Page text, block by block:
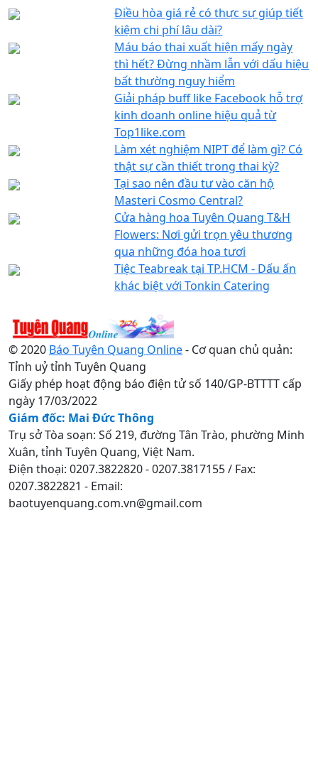
Điều hòa giá rẻ có thực sự giúp tiết
kiệm chi phí lâu dài?
Máu báo thai xuất hiện mấy ngày
thì hết? Đừng nhầm lẫn với dấu hiệu
bất thường nguy hiểm
Giải pháp buff like Facebook hỗ trợ
kinh doanh online hiệu quả từ
Top1like.com
Làm xét nghiệm NIPT để làm gì? Có
thật sự cần thiết trong thai kỳ?
Tại sao nên đầu tư vào căn hộ
Masteri Cosmo Central?
Cửa hàng hoa Tuyên Quang T&H
Flowers: Nơi gửi trọn yêu thương
qua những đóa hoa tươi
Tiệc Teabreak tại TP.HCM - Dấu ấn
khác biệt với Tonkin Catering
© 2020 Báo Tuyên Quang Online- Cơ quan chủ quản:
Tỉnh uỷ tỉnh Tuyên Quang
Giấy phép hoạt động báo điện tử số 140/GP-BTTTT cấp
ngày 17/03/2022
Giám đốc: Mai Đức Thông
Trụ sở Tòa soạn: Số 219, đường Tân Trào, phường Minh
Xuân, tỉnh Tuyên Quang, Việt Nam.
Điện thoại: 0207.3822820 - 0207.3817155 / Fax:
0207.3822821 - Email:
baotuyenquang.com.vn@gmail.com